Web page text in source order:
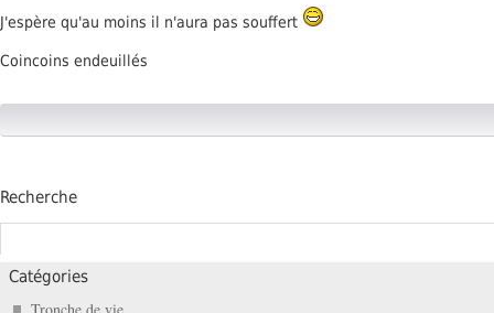
J'espère qu'au moins il n'aura pas souffert
Coincoins endeuillés
Recherche
Catégories